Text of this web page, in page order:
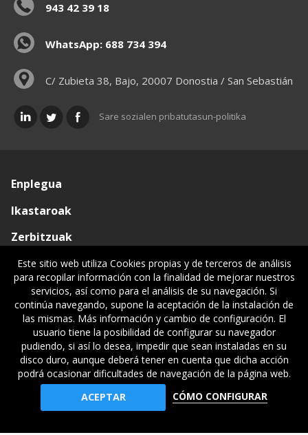
943 42 39 18
WhatsApp: 688 734 394
C/ Zubieta 38, Bajo, 20007 Donostia / San Sebastián
Sare sozialen pribatutasun-politika
Enplegua
Ikastaroak
Zerbitzuak
Elkargoa
Oniritziak
Lehiatila Bakarra
Lege informazioa
© Gipuzkoako Industri Ingeniariaren Elkargo Ofiziala - Colegio
Oficial de Ingenieros Industriales de Gipuzkoa
Este sitio web utiliza Cookies propias y de terceros de análisis
para recopilar información con la finalidad de mejorar nuestros
servicios, así como para el análisis de su navegación. Si
continúa navegando, supone la aceptación de la instalación de
las mismas. Más información y cambio de configuración. El
usuario tiene la posibilidad de configurar su navegador
pudiendo, si así lo desea, impedir que sean instaladas en su
disco duro, aunque deberá tener en cuenta que dicha acción
podrá ocasionar dificultades de navegación de la página web.
ACEPTAR
CÓMO CONFIGURAR